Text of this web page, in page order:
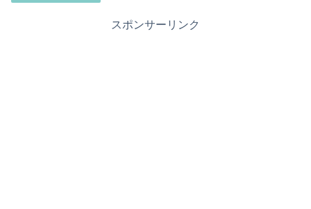
スポンサーリンク